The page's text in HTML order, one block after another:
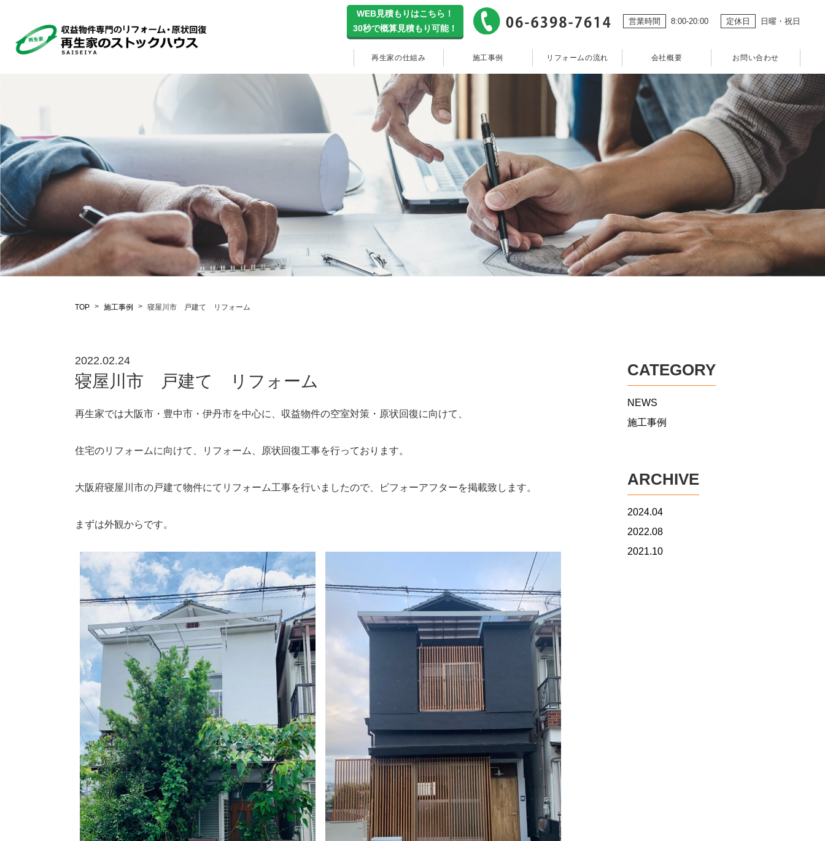
WEB見積もりはこちら！
30秒で概算見積もり可能！
営業時間 8:00-20:00 定休日 日曜・祝日
再生家の仕組み 施工事例 リフォームの流れ 会社概要 お問い合わせ
TOP 施工事例 寝屋川市 戸建て リフォーム
2022.02.24
寝屋川市 戸建て リフォーム
再生家では大阪市・豊中市・伊丹市を中心に、収益物件の空室対策・原状回復に向けて、
住宅のリフォームに向けて、リフォーム、原状回復工事を行っております。
大阪府寝屋川市の戸建て物件にてリフォーム工事を行いましたので、ビフォーアフターを掲載致します。
まずは外観からです。
CATEGORY
NEWS
施工事例
ARCHIVE
2024.04
2022.08
2021.10